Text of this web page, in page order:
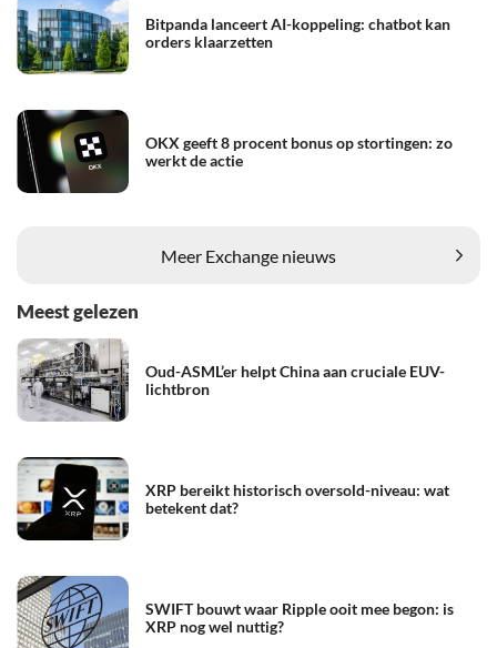
Bitpanda lanceert AI-koppeling: chatbot kan
orders klaarzetten
OKX geeft 8 procent bonus op stortingen: zo
werkt de actie
Meer Exchange nieuws
Meest gelezen
Oud-ASML’er helpt China aan cruciale EUV-
lichtbron
XRP bereikt historisch oversold-niveau: wat
betekent dat?
SWIFT bouwt waar Ripple ooit mee begon: is
XRP nog wel nuttig?